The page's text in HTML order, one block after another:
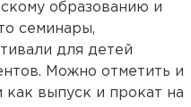
образованию и
семинары,
для детей
Можно отметить и
как выпуск и прокат на